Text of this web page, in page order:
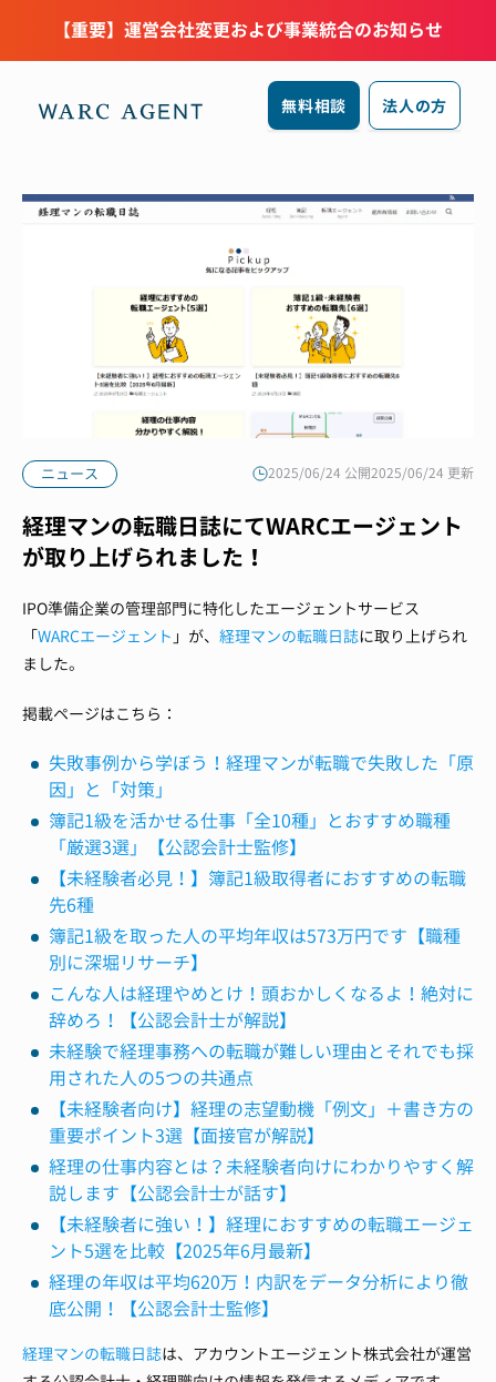
【重要】運営会社変更および事業統合のお知らせ
無料相談 法人の方
ニュース 2025/06/24 公開2025/06/24 更新
経理マンの転職日誌にてWARCエージェント
が取り上げられました！
IPO準備企業の管理部門に特化したエージェントサービス
「WARCエージェント 」が、 経理マンの転職日誌に取り上げられ
ました。
掲載ページはこちら：
失敗事例から学ぼう！経理マンが転職で失敗した「原
因」と「対策」
簿記1級を活かせる仕事「全10種」とおすすめ職種
「厳選3選」【公認会計士監修】
【未経験者必見！】簿記1級取得者におすすめの転職
先6種
簿記1級を取った人の平均年収は573万円です【職種
別に深堀リサーチ】
こんな人は経理やめとけ！頭おかしくなるよ！絶対に
辞めろ！【公認会計士が解説】
未経験で経理事務への転職が難しい理由とそれでも採
用された人の5つの共通点
【未経験者向け】経理の志望動機「例文」＋書き方の
重要ポイント3選【面接官が解説】
経理の仕事内容とは？未経験者向けにわかりやすく解
説します【公認会計士が話す】
【未経験者に強い！】経理におすすめの転職エージェ
ント5選を比較【2025年6月最新】
経理の年収は平均620万！内訳をデータ分析により徹
底公開！【公認会計士監修】
経理マンの転職日誌は、アカウントエージェント株式会社が運営